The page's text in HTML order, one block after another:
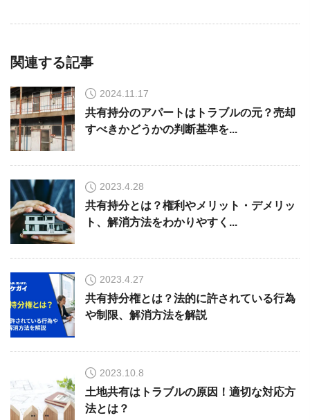
関連する記事
2024.11.17
共有持分のアパートはトラブルの元？売却
すべきかどうかの判断基準を...
2023.4.28
共有持分とは？権利やメリット・デメリッ
ト、解消方法をわかりやすく...
2023.4.27
共有持分権とは？法的に許されている行為
や制限、解消方法を解説
2023.10.8
土地共有はトラブルの原因！適切な対応方
法とは？